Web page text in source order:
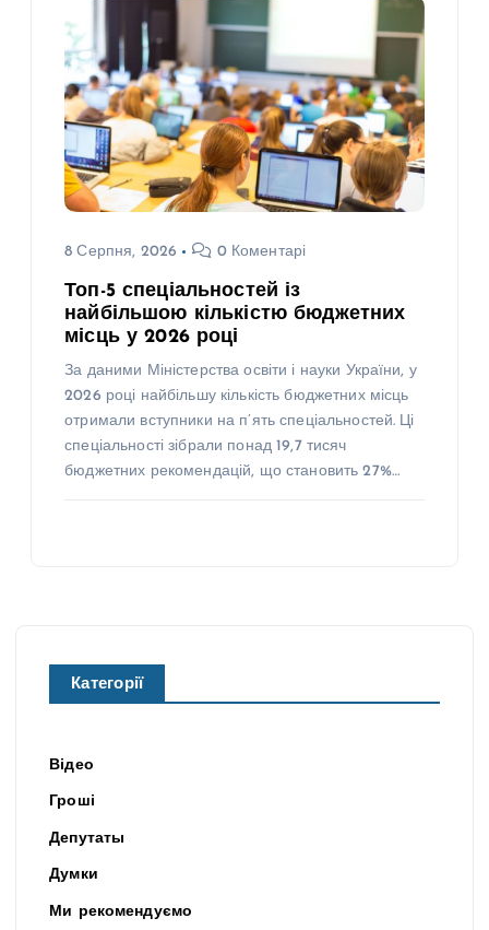
8 Серпня, 2026 0 Коментарі
Топ-5 спеціальностей із
найбільшою кількістю бюджетних
місць у 2026 році
За даними Міністерства освіти і науки України, у
2026 році найбільшу кількість бюджетних місць
отримали вступники на п’ять спеціальностей. Ці
спеціальності зібрали понад 19,7 тисяч
бюджетних рекомендацій, що становить 27%…
Категорії
Відео
Гроші
Депутаты
Думки
Ми рекомендуємо